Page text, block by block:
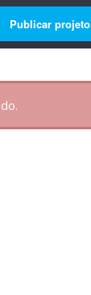
Publicar projeto